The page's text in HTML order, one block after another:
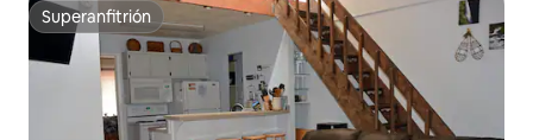
Superanfitrión
Superanfitrión